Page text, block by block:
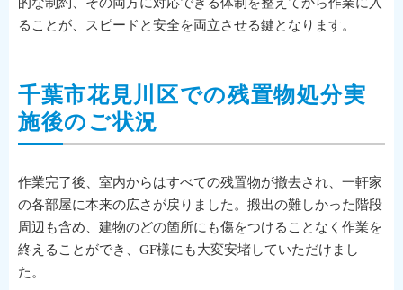
ることが、スピードと安全を両立させる鍵となります。
千葉市花見川区での残置物処分実
施後のご状況
作業完了後、室内からはすべての残置物が撤去され、一軒家
の各部屋に本来の広さが戻りました。搬出の難しかった階段
周辺も含め、建物のどの箇所にも傷をつけることなく作業を
終えることができ、GF様にも大変安堵していただけまし
た。